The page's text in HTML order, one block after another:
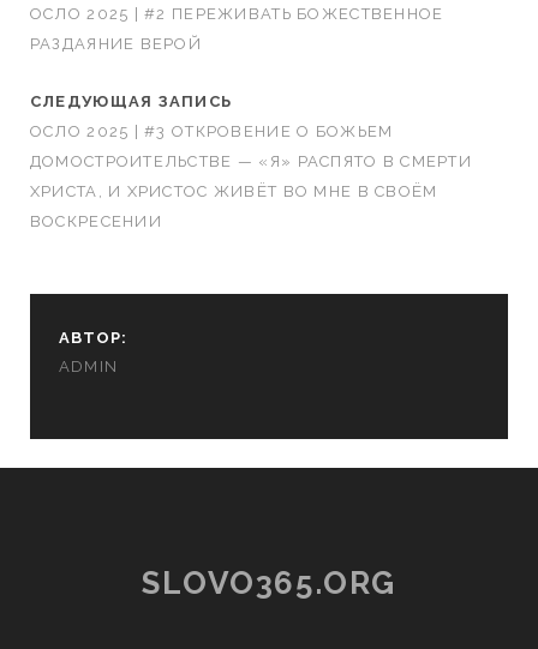
ОСЛО 2025 | #2 ПЕРЕЖИВАТЬ БОЖЕСТВЕННОЕ
РАЗДАЯНИЕ ВЕРОЙ
СЛЕДУЮЩАЯ ЗАПИСЬ
ОСЛО 2025 | #3 ОТКРОВЕНИЕ О БОЖЬЕМ
ДОМОСТРОИТЕЛЬСТВЕ — «Я» РАСПЯТО В СМЕРТИ
ХРИСТА, И ХРИСТОС ЖИВЁТ ВО МНЕ В СВОЁМ
ВОСКРЕСЕНИИ
АВТОР:
ADMIN
SLOVO365.ORG